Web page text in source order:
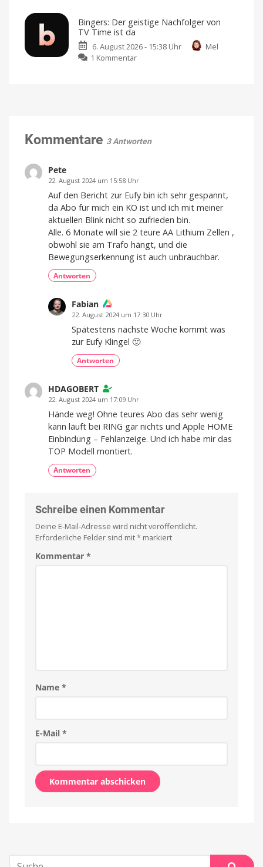
Design
neuen
Smart-
Portfolio:
mehr
Kompatibel
Bingers: Der geistige Nachfolger von
TV Time ist da
6. August 2026 - 15:38 Uhr
Mel
1 Kommentar
ist
eine
Kommentare 3 Antworten
Pete
22. August 2024 um 15:58 Uhr
Auf den Bericht zur Eufy bin ich sehr gespannt,
da Abo für mich ein KO ist und ich mit meiner
aktuellen Blink nicht so zufrieden bin.
Alle. 6 Monate will sie 2 teure AA Lithium Zellen ,
obwohl sie am Trafo hängt, und die
Bewegungserkennung ist auch unbrauchbar.
Antworten
Fabian
22. August 2024 um 17:30 Uhr
Spätestens nächste Woche kommt was
zur Eufy Klingel 🙂
Antworten
HDAGOBERT
22. August 2024 um 17:09 Uhr
Hände weg! Ohne teures Abo das sehr wenig
kann läuft bei RING gar nichts und Apple HOME
Einbindung – Fehlanzeige. Und ich habe mir das
TOP Modell montiert.
Antworten
Schreibe einen Kommentar
Deine E-Mail-Adresse wird nicht veröffentlicht.
Erforderliche Felder sind mit* markiert
Kommentar *
Name *
E-Mail *
Suche